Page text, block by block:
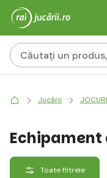
Jucării
Echipament
Toate filtrele